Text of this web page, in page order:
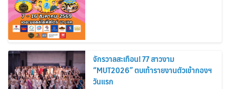
จักรวาลสะเทือน! 77 สาวงาม
“MUT2026” ตบเท้ารายงานตัวเข้ากองฯ
วันแรก